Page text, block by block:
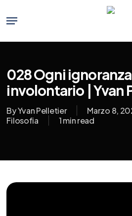
main
content
Menu
028 Ogni
involontario | Yvan
ByYvan Pelletier Marzo 8,
Filosofia
1 min read